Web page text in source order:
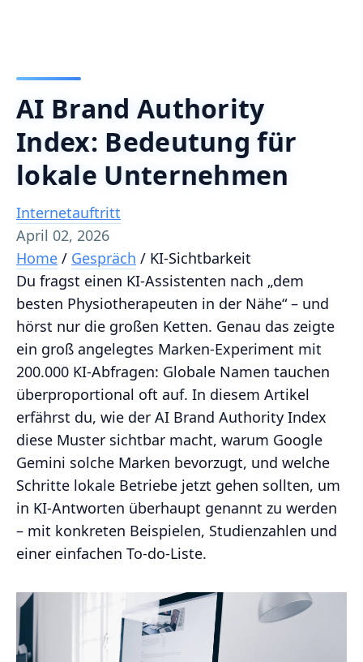
AI Brand Authority
Index: Bedeutung für
lokale Unternehmen
Internetauftritt
April 02, 2026
Home / Gespräch / KI‑Sichtbarkeit
Du fragst einen KI‑Assistenten nach „dem
besten Physiotherapeuten in der Nähe“ – und
hörst nur die großen Ketten. Genau das zeigte
ein groß angelegtes Marken-Experiment mit
200.000 KI‑Abfragen: Globale Namen tauchen
überproportional oft auf. In diesem Artikel
erfährst du, wie der AI Brand Authority Index
diese Muster sichtbar macht, warum Google
Gemini solche Marken bevorzugt, und welche
Schritte lokale Betriebe jetzt gehen sollten, um
in KI‑Antworten überhaupt genannt zu werden
– mit konkreten Beispielen, Studienzahlen und
einer einfachen To‑do‑Liste.